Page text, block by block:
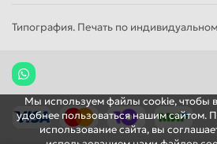
Типография. Печать по
Мы используем файлы cookie, чтобы
удобнее пользоваться нашим сайтом.
использование сайта, вы